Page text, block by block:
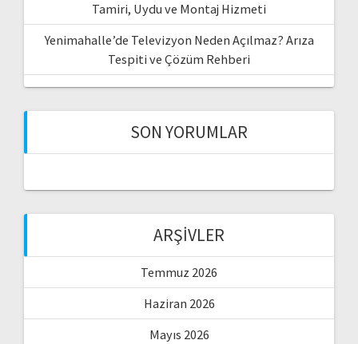
Tamiri, Uydu ve Montaj Hizmeti
Yenimahalle’de Televizyon Neden Açılmaz? Arıza
Tespiti ve Çözüm Rehberi
SON YORUMLAR
ARŞIVLER
Temmuz 2026
Haziran 2026
Mayıs 2026